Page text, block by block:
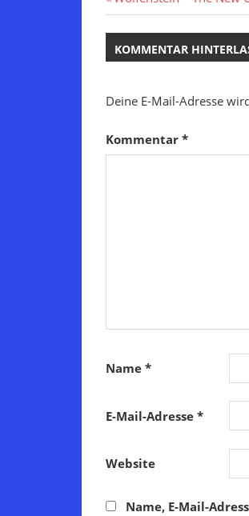
Beitrag:
KOMMENTAR
Deine E-Mail-Adresse
Kommentar *
Name *
E-Mail-Adresse *
Website
Name, E-Mail-